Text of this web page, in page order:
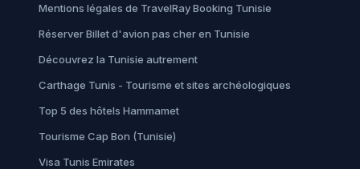
Mentions légales de TravelRay Booking Tunisie
Réserver Billet d'avion pas cher en Tunisie
Découvrez la Tunisie autrement
Carthage Tunis - Tourisme et sites archéologiques
Top 5 des hôtels Hammamet
Tourisme Cap Bon (Tunisie)
Visa Tunis Emirates